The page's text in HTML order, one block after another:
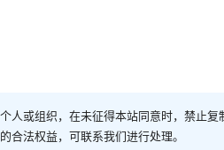
人或组织，在未征得本站同意时，禁止复
合法权益，可联系我们进行处理。